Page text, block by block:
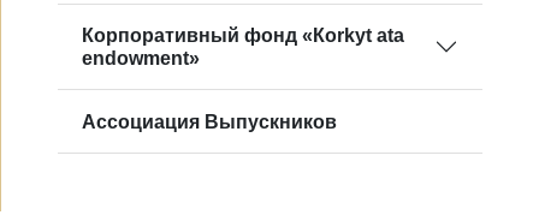
Корпоративный фонд «Кorkyt ata
endowment»
Ассоциация Выпускников